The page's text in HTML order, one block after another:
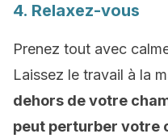
4. Relaxez-vous
Prenez tout avec
Laissez le travail à la
dehors de votre
peut perturber votre